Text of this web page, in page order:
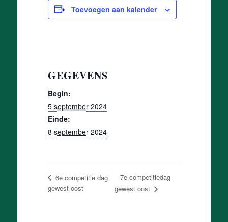
Toevoegen aan kalender
GEGEVENS
Begin:
5 september 2024
Einde:
8 september 2024
6e competitie dag
gewest oost
7e competitiedag
gewest oost